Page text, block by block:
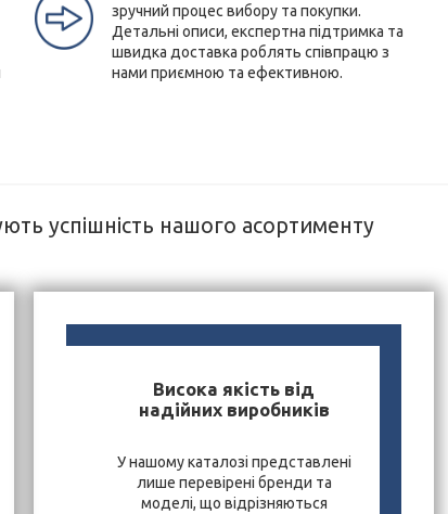
зручний процес вибору та покупки.
Детальні описи, експертна підтримка та
швидка доставка роблять співпрацю з
нами приємною та ефективною.
успішність нашого асортименту
Висока якість від
надійних виробників
У нашому каталозі представлені
лише перевірені бренди та
моделі, що відрізняються